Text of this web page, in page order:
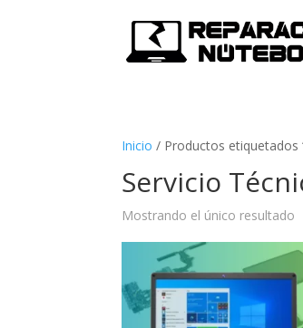
Inicio / Productos etiquetados
Servicio
Mostrando el único resultado